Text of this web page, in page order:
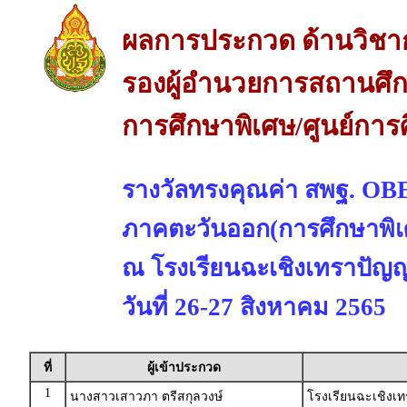
ผลการประกวด ด้านวิชา
รองผู้อำนวยการสถานศึ
การศึกษาพิเศษ/ศูนย์กา
รางวัลทรงคุณค่า สพฐ.
ภาคตะวันออก(การศึกษาพิ
ณ โรงเรียนฉะเชิงเทราปัญ
วันที่ 26-27 สิงหาคม 2565
ที่
ผู้เข้าประกวด
1
นางสาวเสาวภา ตรีสกุลวงษ์
โรงเรียนฉะเชิง